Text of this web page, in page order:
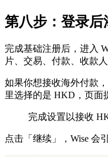
第八步：登录后
完成基础注册后，进入
片、交易、付款、收款人
如果你想接收海外付款
里选择的是 HKD，页面
完成设置以接收
点击「继续」，Wise 会